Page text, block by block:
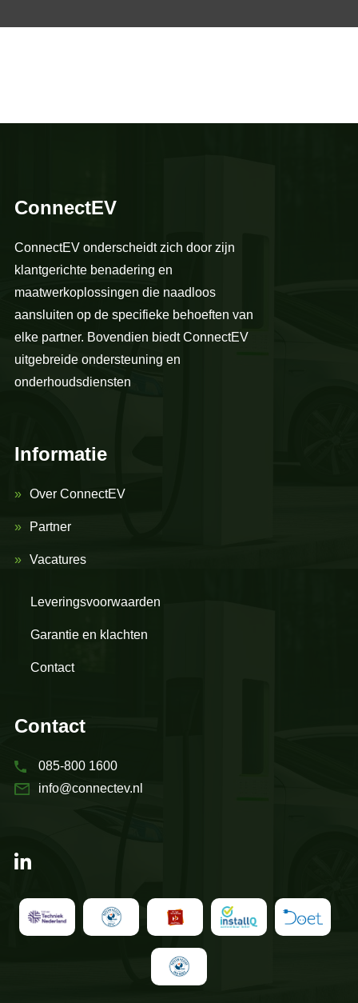
ConnectEV
ConnectEV onderscheidt zich door zijn
klantgerichte benadering en
maatwerkoplossingen die naadloos
aansluiten op de specifieke behoeften van
elke partner. Bovendien biedt ConnectEV
uitgebreide ondersteuning en
onderhoudsdiensten
Informatie
Over ConnectEV
Partner
Vacatures
Leveringsvoorwaarden
Garantie en klachten
Contact
Contact
085-800 1600
info@connectev.nl